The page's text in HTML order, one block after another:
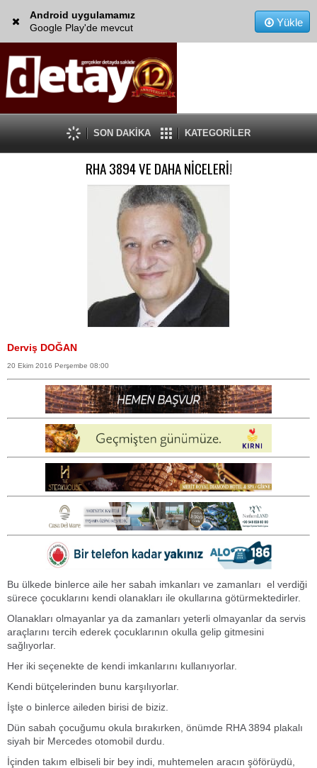
Android uygulamamız
Google Play'de mevcut
Yükle
SON DAKİKA KATEGORİLER
RHA 3894 VE DAHA NİCELERİ!
Derviş DOĞAN
20 Ekim 2016 Perşembe 08:00
Bu ülkede binlerce aile her sabah imkanları ve zamanları el verdiği
sürece çocuklarını kendi olanakları ile okullarına götürmektedirler.
Olanakları olmayanlar ya da zamanları yeterli olmayanlar da servis
araçlarını tercih ederek çocuklarının okulla gelip gitmesini
sağlıyorlar.
Her iki seçenekte de kendi imkanlarını kullanıyorlar.
Kendi bütçelerinden bunu karşılıyorlar.
İşte o binlerce aileden birisi de biziz.
Dün sabah çocuğumu okula bırakırken, önümde RHA 3894 plakalı
siyah bir Mercedes otomobil durdu.
İçinden takım elbiseli bir bey indi, muhtemelen aracın şöförüydü,